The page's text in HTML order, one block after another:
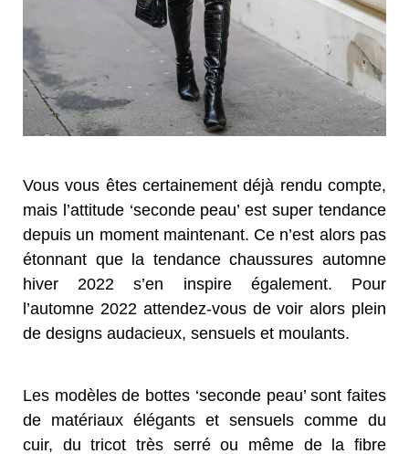
Vous vous êtes certainement déjà rendu compte,
mais l’attitude ‘seconde peau’ est super tendance
depuis un moment maintenant. Ce n’est alors pas
étonnant que la tendance chaussures automne
hiver 2022 s’en inspire également. Pour
l’automne 2022 attendez-vous de voir alors plein
de designs audacieux, sensuels et moulants.
Les modèles de bottes ‘seconde peau’ sont faites
de matériaux élégants et sensuels comme du
cuir, du tricot très serré ou même de la fibre